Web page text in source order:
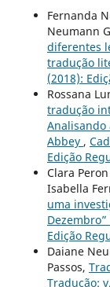
Fernanda
Neumann
diferentes
tradução
(2018):
Rossana
tradução
Analisando
Abbey ,
Edição
Clara
Isabella
uma
Dezembro”
Edição
Daiane
Passos,
Tradução: